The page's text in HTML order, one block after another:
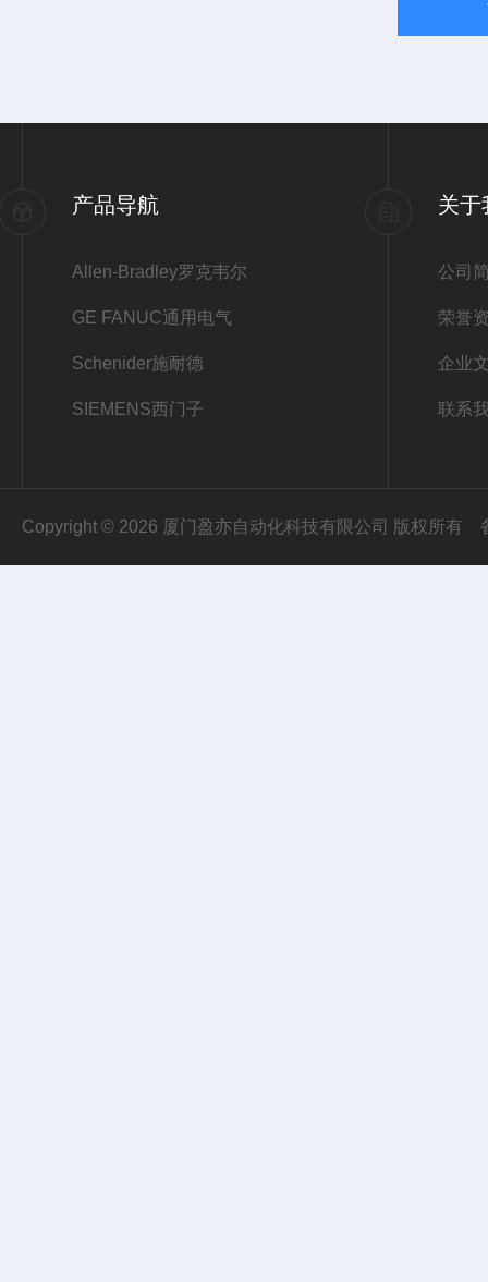
产品导航
Allen-Bradley罗克韦尔
GE FANUC通用电气
Schenider施耐德
SIEMENS西门子
关于
公司
荣誉
企业
联系
Copyright © 2026 厦门盈亦自动化科技有限公司 版权所有